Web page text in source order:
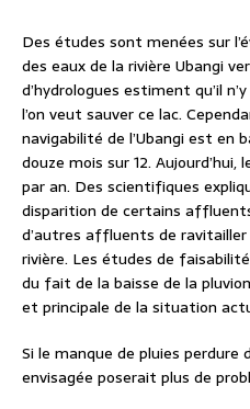
Des études sont menées sur
des eaux de la rivière Ubangi
d’hydrologues estiment qu’il
l’on veut sauver ce lac.
navigabilité de l’Ubangi est en
douze mois sur 12.
par an. Des scientifiques
disparition de certains
d’autres affluents de
rivière. Les études de
du fait de la baisse de la
et principale de la situation
Si le manque de pluies perdure
envisagée poserait plus de